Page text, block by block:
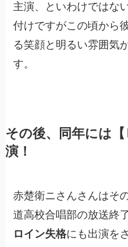
主演、といわけではな
付けですがこの頃から
る笑顔と明るい雰囲気
す。
その後、同年には
演！
赤楚衛ニさんさんはそ
道高校合唱部の放送終
ロイン失格にも出演を